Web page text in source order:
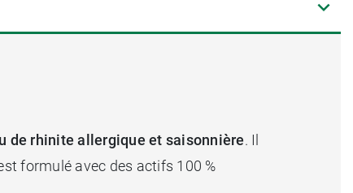
de rhinite allergique et saisonnière. Il
formulé avec des actifs 100 %